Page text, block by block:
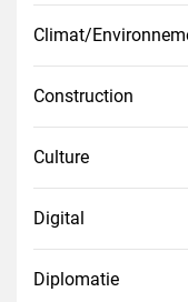
Climat/
Construction
Culture
Digital
Diplomatie